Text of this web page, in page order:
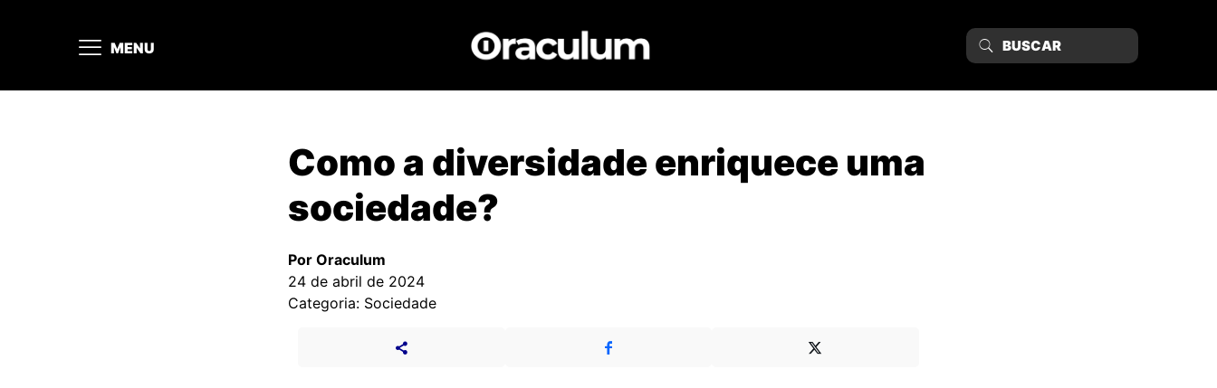
MENU
Como a diversidade enriquece uma
sociedade?
Por Oraculum
24 de abril de 2024
Categoria: Sociedade